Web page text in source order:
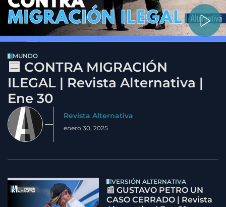
MUNDO
🟦 CONTRA MIGRACIÓN
ILEGAL | Revista Alternativa |
Ene 30
Revista Alternativa
enero 30, 2025
VERSIÓN ALTERNATIVA
📰 GUSTAVO PETRO UN
CASO CERRADO | Revista